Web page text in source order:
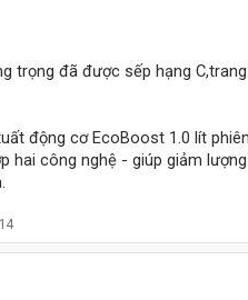
trọng đã được sếp hạng
động cơ EcoBoost 1.0 lít
hai công nghệ - giúp giảm